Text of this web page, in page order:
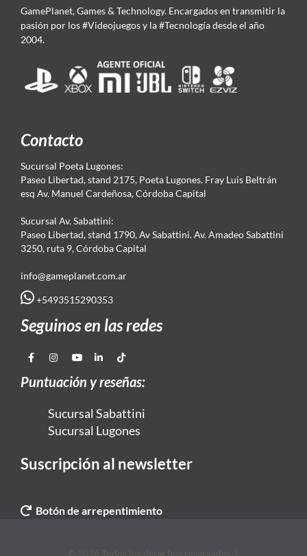
GamePlanet, Games & Technology. Encargados en transmitir la
pasión por los #Videojuegos y la #Tecnología desde el año
2004.
Contacto
Sucursal Poeta Lugones:
Paseo Libertad, stand 2175, Poeta Lugones. Fray Luis Beltrán
esq Av. Manuel Cardeñosa, Córdoba Capital
Sucursal Av. Sabattini:
Paseo Libertad, stand 1790, Av Sabattini. Av. Amadeo Sabattini
3250, ruta 9, Córdoba Capital
info@gameplanet.com.ar
+5493515290353
Seguinos en las redes
Puntuación y reseñas:
Sucursal Sabattini
Sucursal Lugones
Suscripción al newsletter
Botón de arrepentimiento